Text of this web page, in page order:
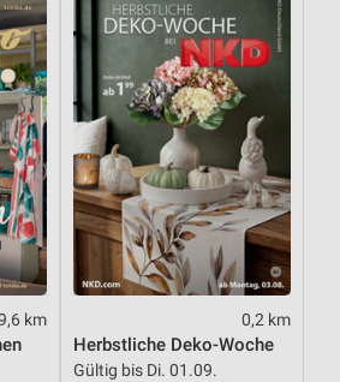
km 0,2 km
Herbstliche Deko-Woche
Gültig bis Di. 01.09.